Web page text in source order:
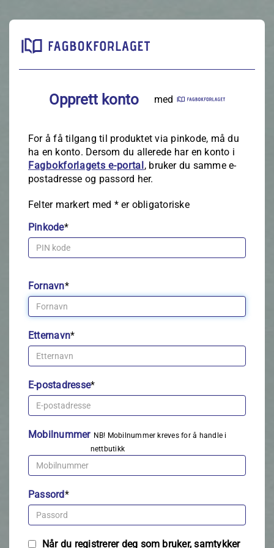
Opprett konto med
For å få tilgang til produktet via pinkode, må du
ha en konto. Dersom du allerede har en konto i
Fagbokforlagets e‑portal, bruker du samme e-
postadresse og passord her.
Felter markert med *er obligatoriske
Pinkode*
Fornavn*
Etternavn*
E-postadresse*
Mobilnummer NB! Mobilnummer kreves for å handle i
nettbutikk
Passord*
Når du registrerer deg som bruker, samtykker